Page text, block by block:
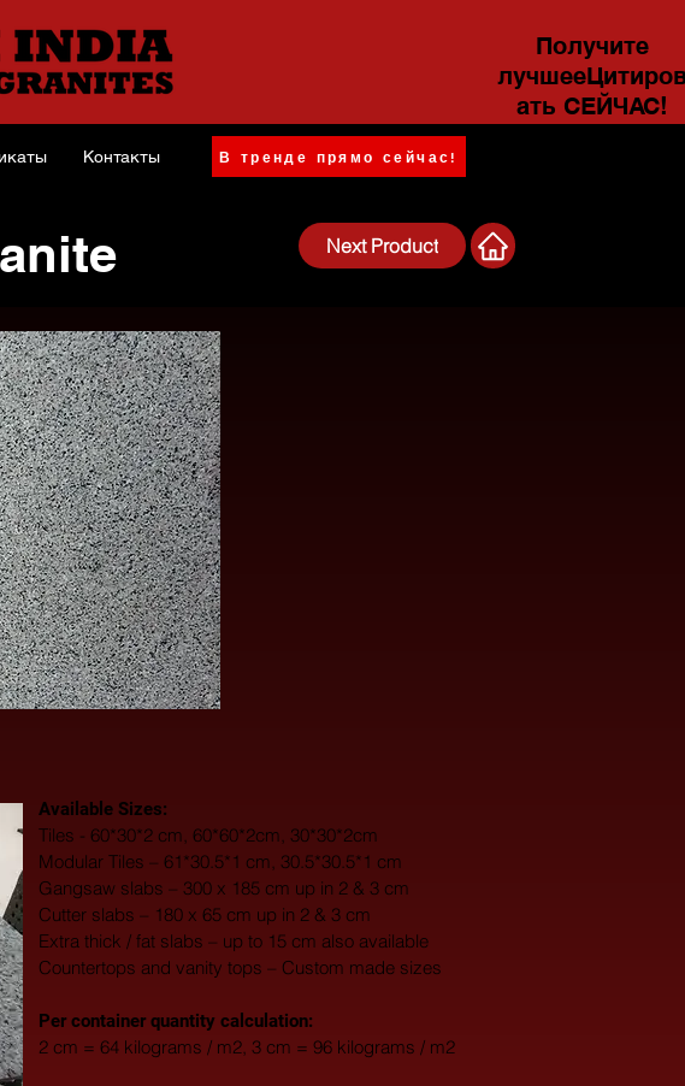
Получите
ать СЕЙЧАС!
Контакты В тренде прямо сейчас!
Next Product
Available Sizes:
Tiles - 60*30*2 cm, 60*60*2cm, 30*30*2cm
Modular Tiles – 61*30.5*1 cm, 30.5*30.5*1 cm
Gangsaw slabs – 300 x 185 cm up in 2 & 3 cm
Cutter slabs – 180 x 65 cm up in 2 & 3 cm
Extra thick / fat slabs – up to 15 cm also available
Countertops and vanity tops – Custom made sizes
​Per container quantity calculation:
2 cm = 64 kilograms / m2, 3 cm = 96 kilograms / m2